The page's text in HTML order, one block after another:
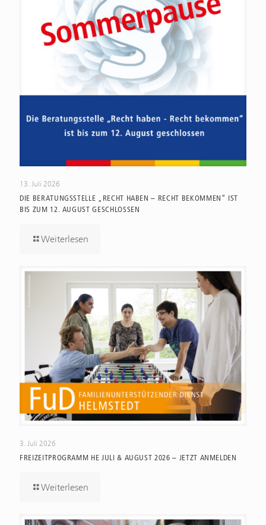
13. Juli 2026
DIE BERATUNGSSTELLE „RECHT HABEN – RECHT BEKOMMEN“ IST
BIS ZUM 12. AUGUST GESCHLOSSEN
Weiterlesen
3. Juli 2026
FREIZEITPROGRAMM HE JULI & AUGUST 2026 – JETZT ANMELDEN
Weiterlesen